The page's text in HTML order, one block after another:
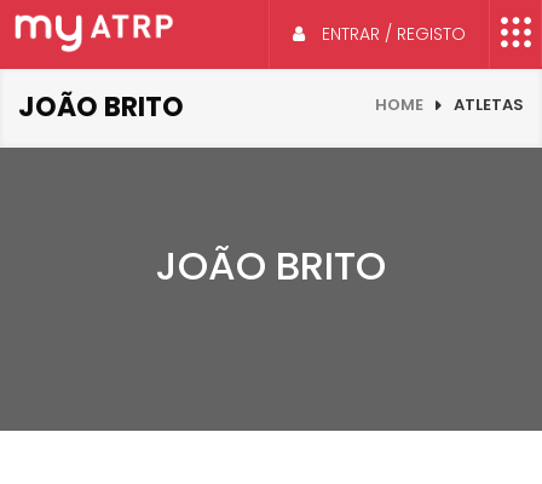
ENTRAR / REGISTO
JOÃO BRITO HOME ATLETAS
JOÃO BRITO